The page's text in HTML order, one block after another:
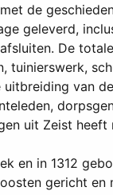
de
geleverd,
De
van
uit Zeist
en in 1312
gericht en